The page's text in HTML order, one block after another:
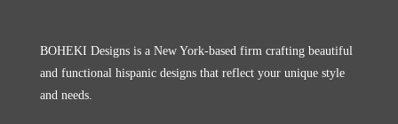
BOHEKI Designs is a New York-based firm crafting beautiful
and functional hispanic designs that reflect your unique style
and needs.